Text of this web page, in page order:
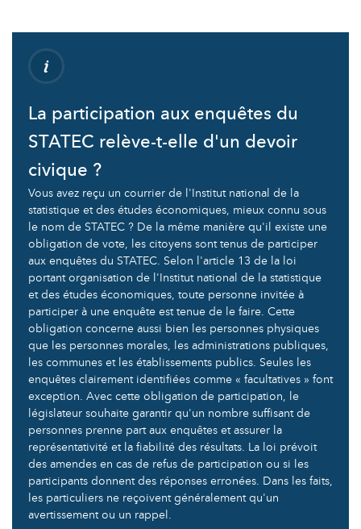
La participation aux enquêtes du
STATEC relève-t-elle d'un devoir
civique ?
Vous avez reçu un courrier de l'Institut national de la
statistique et des études économiques, mieux connu sous
le nom de STATEC ? De la même manière qu'il existe une
obligation de vote, les citoyens sont tenus de participer
aux enquêtes du STATEC. Selon l'article 13 de la loi
portant organisation de l'Institut national de la statistique
et des études économiques, toute personne invitée à
participer à une enquête est tenue de le faire. Cette
obligation concerne aussi bien les personnes physiques
que les personnes morales, les administrations publiques,
les communes et les établissements publics. Seules les
enquêtes clairement identifiées comme « facultatives » font
exception. Avec cette obligation de participation, le
législateur souhaite garantir qu'un nombre suffisant de
personnes prenne part aux enquêtes et assurer la
représentativité et la fiabilité des résultats. La loi prévoit
des amendes en cas de refus de participation ou si les
participants donnent des réponses erronées. Dans les faits,
les particuliers ne reçoivent généralement qu'un
avertissement ou un rappel.